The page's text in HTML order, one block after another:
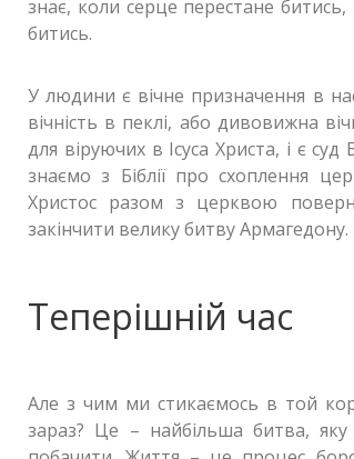
знає, коли серце перестане
битись.
У людини є вічне призначення в
вічність в пеклі, або дивовижна
для віруючих в Ісуса Христа, і є
знаємо з Біблії про схоплення
Христос разом з церквою
закінчити велику битву Армагедону.
Теперішній час
Але з чим ми стикаємось в той
зараз? Це – найбільша битва,